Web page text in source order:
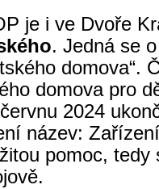
je i ve Dvoře
. Jedná se
domova“.
domova pro
2024
název:
pomoc,